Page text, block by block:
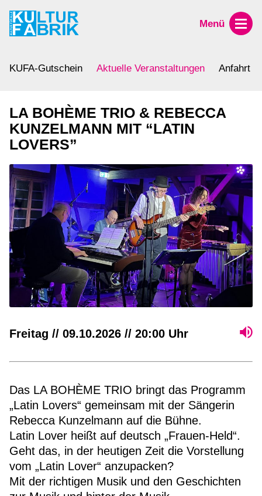
Menü
KUFA-Gutschein Aktuelle Veranstaltungen Anfahrt
LA BOHÈME TRIO & REBECCA
KUNZELMANN MIT “LATIN
LOVERS”
Freitag // 09.10.2026 // 20:00 Uhr
Das LA BOHÈME TRIO bringt das Programm
„Latin Lovers“ gemeinsam mit der Sängerin
Rebecca Kunzelmann auf die Bühne.
Latin Lover heißt auf deutsch „Frauen-Held“.
Geht das, in der heutigen Zeit die Vorstellung
vom „Latin Lover“ anzupacken?
Mit der richtigen Musik und den Geschichten